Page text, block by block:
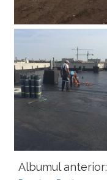
Albumul anterior: